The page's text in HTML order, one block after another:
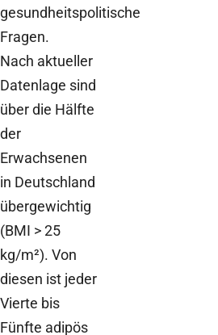
gesundheitspolitische
Fragen.
Nach aktueller
Datenlage sind
über die Hälfte
der
Erwachsenen
in Deutschland
übergewichtig
(BMI > 25
kg/m²). Von
diesen ist jeder
Vierte bis
Fünfte adipös